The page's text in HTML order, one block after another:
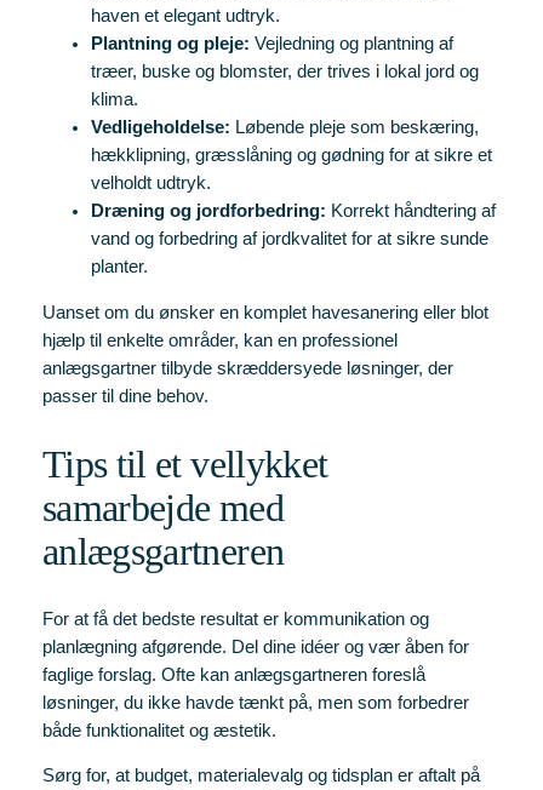
haven et elegant udtryk.
Plantning og pleje: Vejledning og plantning af
træer, buske og blomster, der trives i lokal jord og
klima.
Vedligeholdelse: Løbende pleje som beskæring,
hækklipning, græsslåning og gødning for at sikre et
velholdt udtryk.
Dræning og jordforbedring: Korrekt håndtering af
vand og forbedring af jordkvalitet for at sikre sunde
planter.
Uanset om du ønsker en komplet havesanering eller blot
hjælp til enkelte områder, kan en professionel
anlægsgartner tilbyde skræddersyede løsninger, der
passer til dine behov.
Tips til et vellykket
samarbejde med
anlægsgartneren
For at få det bedste resultat er kommunikation og
planlægning afgørende. Del dine idéer og vær åben for
faglige forslag. Ofte kan anlægsgartneren foreslå
løsninger, du ikke havde tænkt på, men som forbedrer
både funktionalitet og æstetik.
Sørg for, at budget, materialevalg og tidsplan er aftalt på